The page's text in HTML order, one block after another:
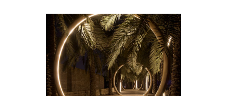
GALERIE CHANTAL CROUSEL